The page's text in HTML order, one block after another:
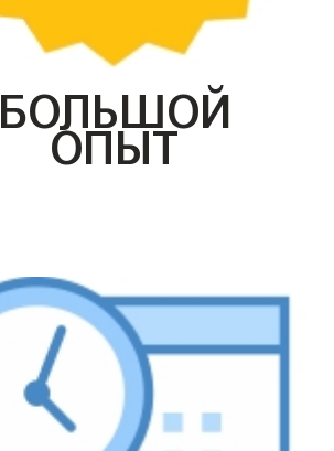
БОЛЬШОЙ
ОПЫТ